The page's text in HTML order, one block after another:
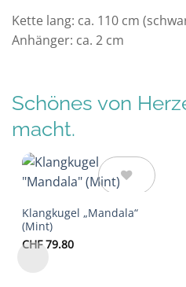
Kette lang: ca. 110 cm
Anhänger: ca. 2 cm
Schönes von
macht.
Wunschliste
Klangkugel „Mandala“
(Mint)
CHF79.80